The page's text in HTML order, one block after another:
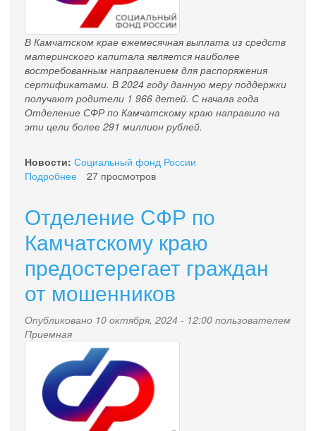
В Камчатском крае ежемесячная выплата из средств
материнского капитала является наиболее
востребованным направлением для распоряжения
сертификатами. В 2024 году данную меру поддержки
получают родители 1 966 детей. С начала года
Отделение СФР по Камчатскому краю направило на
эти цели более 291 миллион рублей.
Новости: Социальный фонд России
Подробнее
1
детей
Камчатском
крае
получают
ежемесячную
из
средств
материнского
капитала
27 просмотров
Отделение СФР по
Камчатскому краю
предостерегает граждан
от мошенников
Опубликовано 10 октября, 2024 - 12:00 пользователем
Приемная
pensionnyy_fond.png